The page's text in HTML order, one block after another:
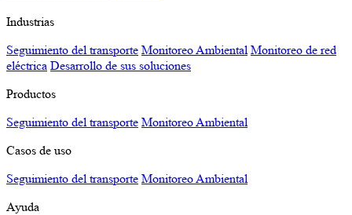
Industrias
Seguimiento del transporte Monitoreo Ambiental Monitoreo de red
eléctrica Desarrollo de sus soluciones
Productos
Seguimiento del transporte Monitoreo Ambiental
Casos de uso
Seguimiento del transporte Monitoreo Ambiental
Ayuda